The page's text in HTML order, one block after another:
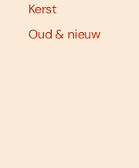
Kerst
Oud & nieuw